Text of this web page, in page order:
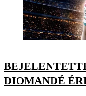
DIOMANDÉ